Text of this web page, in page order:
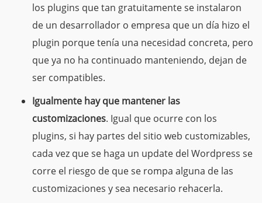
los plugins que tan gratuitamente se instalaron
de un desarrollador o empresa que un día hizo el
plugin porque tenía una necesidad concreta, pero
que ya no ha continuado manteniendo, dejan de
ser compatibles.
Igualmente hay que mantener las
customizaciones. Igual que ocurre con los
plugins, si hay partes del sitio web customizables,
cada vez que se haga un update del Wordpress se
corre el riesgo de que se rompa alguna de las
customizaciones y sea necesario rehacerla.